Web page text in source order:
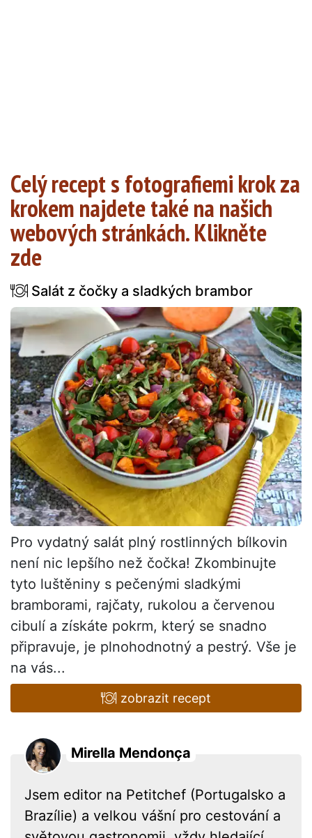
Celý recept s fotografiemi krok za
krokem najdete také na našich
webových stránkách. Klikněte
zde
Salát z čočky a sladkých brambor
Pro vydatný salát plný rostlinných bílkovin
není nic lepšího než čočka! Zkombinujte
tyto luštěniny s pečenými sladkými
bramborami, rajčaty, rukolou a červenou
cibulí a získáte pokrm, který se snadno
připravuje, je plnohodnotný a pestrý. Vše je
na vás...
zobrazit recept
Mirella Mendonça
Jsem editor na Petitchef (Portugalsko a
Brazílie) a velkou vášní pro cestování a